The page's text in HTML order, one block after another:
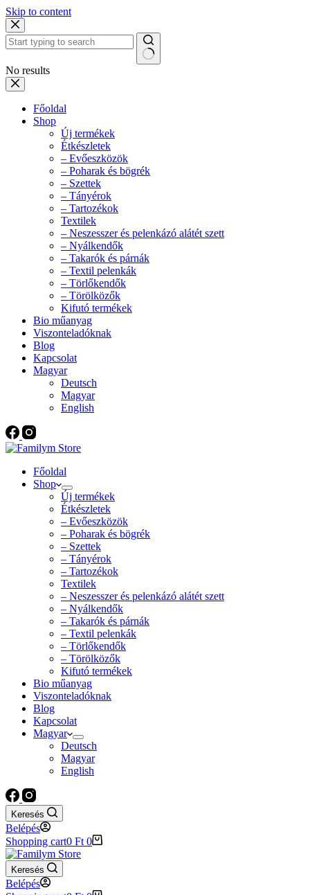
Skip to content
No results
Főoldal
Shop
Új termékek
Étkészletek
– Evőeszközök
– Poharak és bögrék
– Szettek
– Tányérok
– Tartozékok
Textilek
– Neszesszer és pelenkázó alátét szett
– Nyálkendők
– Takarók és párnák
– Textil pelenkák
– Törlőkendők
– Törölközők
Kifutó termékek
Bio műanyag
Viszonteladóknak
Blog
Kapcsolat
Magyar
Deutsch
Magyar
English
Főoldal
Shop
Új termékek
Étkészletek
– Evőeszközök
– Poharak és bögrék
– Szettek
– Tányérok
– Tartozékok
Textilek
– Neszesszer és pelenkázó alátét szett
– Nyálkendők
– Takarók és párnák
– Textil pelenkák
– Törlőkendők
– Törölközők
Kifutó termékek
Bio műanyag
Viszonteladóknak
Blog
Kapcsolat
Magyar
Deutsch
Magyar
English
Keresés
Belépés
Shopping cart0 Ft 0
Keresés
Belépés